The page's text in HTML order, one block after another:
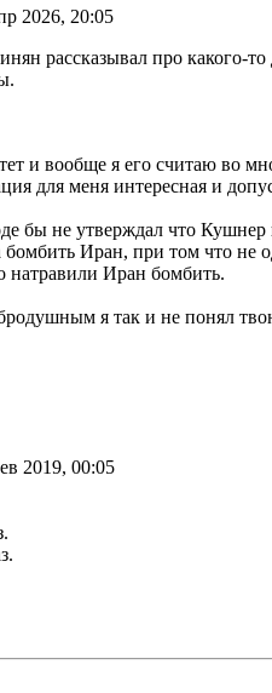
2026, 20:05
рассказывал про какого-
и вообще я его считаю во
для меня интересная и
бы не утверждал что
Иран, при том что не
натравили Иран бомбить.
я так и не понял
2019, 00:05